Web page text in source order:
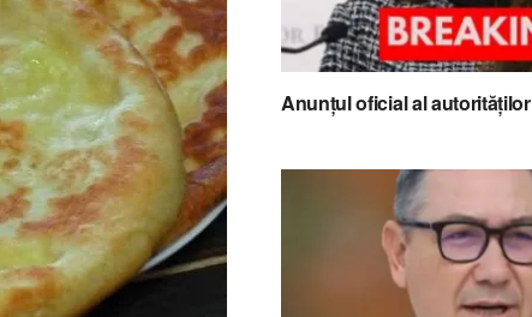
Anunțul oficial al autorităților